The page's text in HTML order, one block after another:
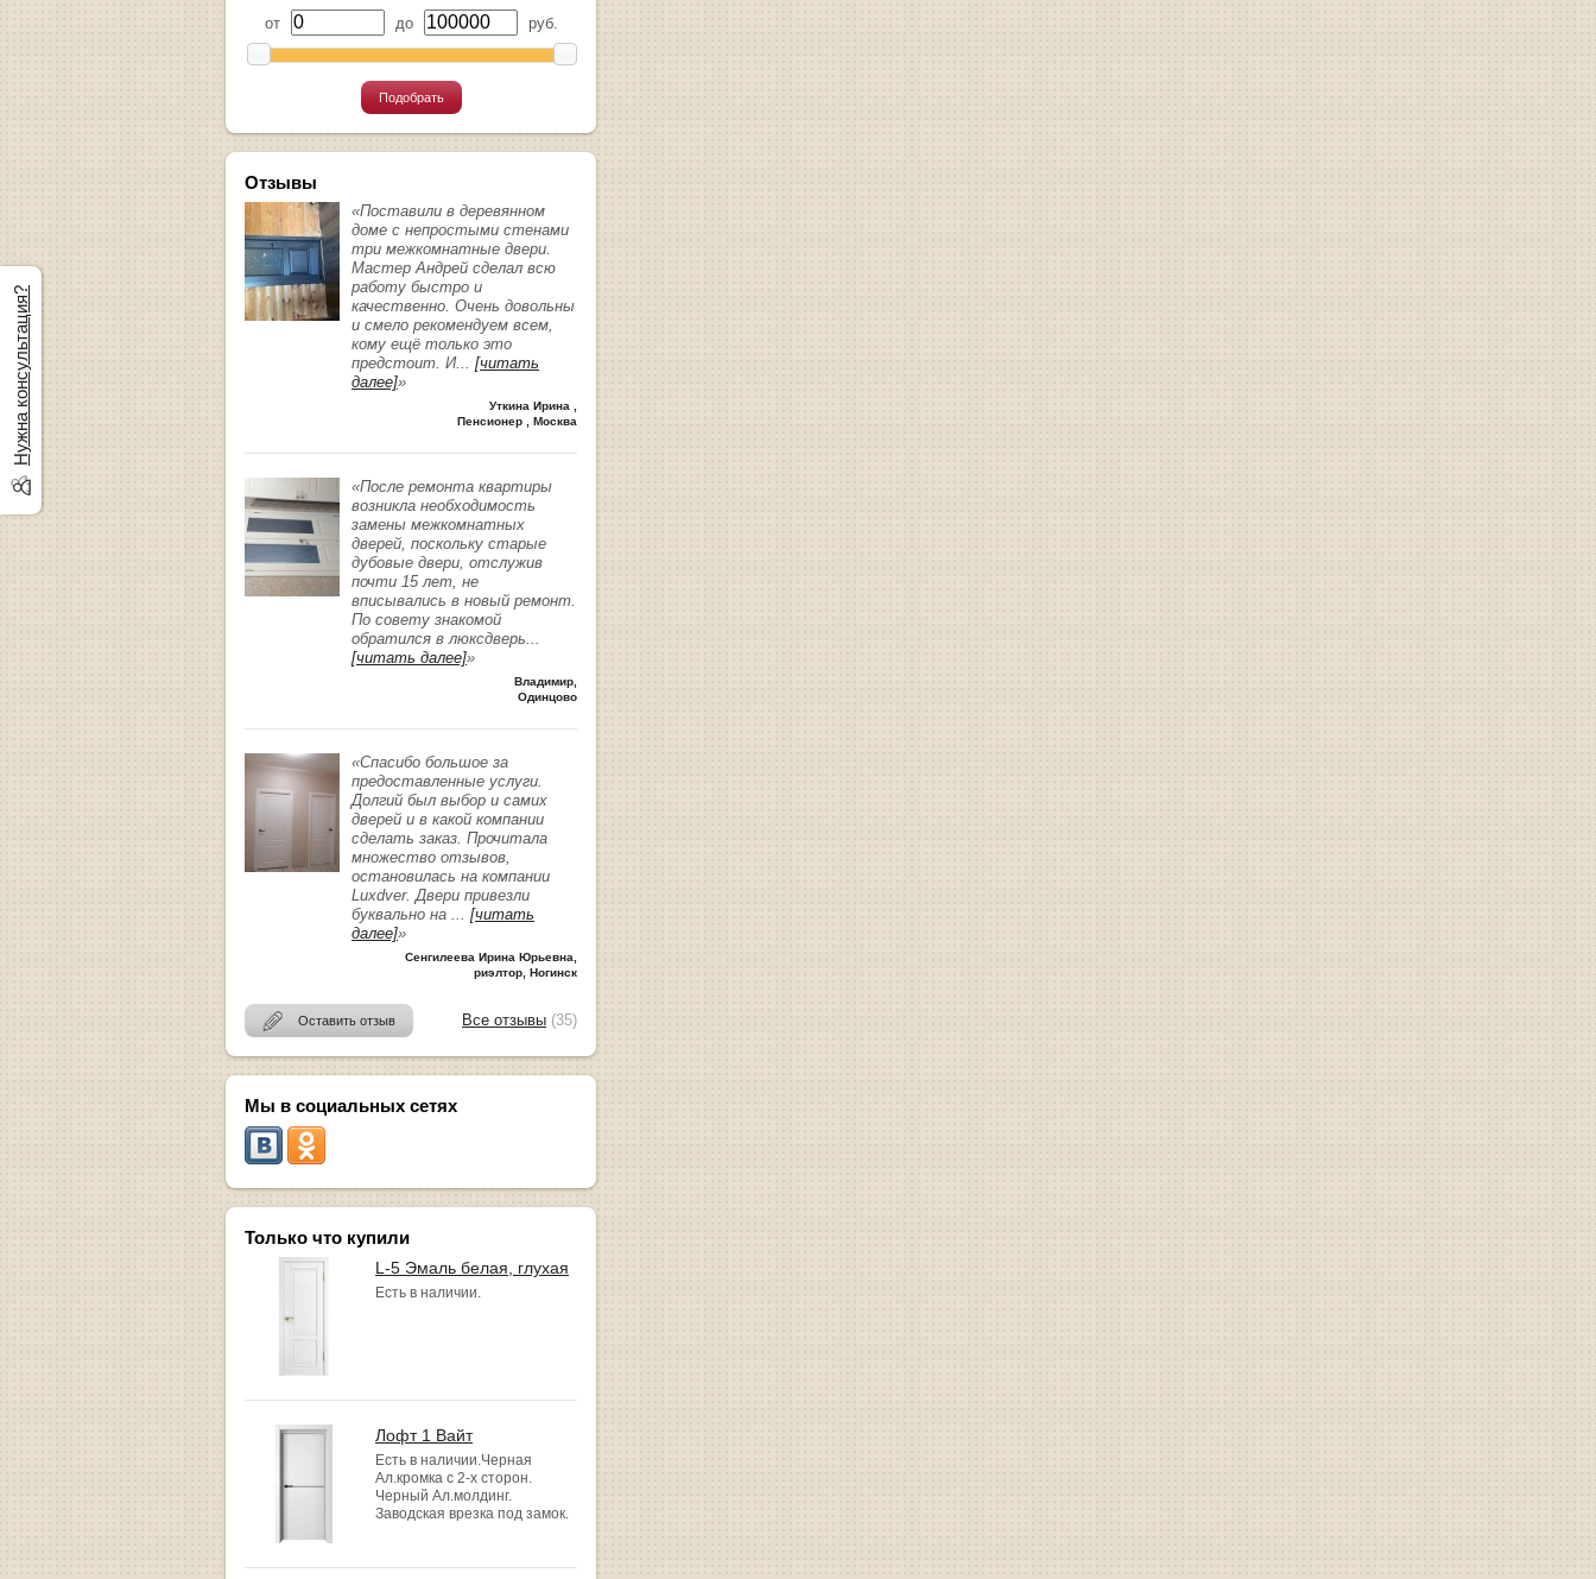
от до руб.
Подобрать
Отзывы
«Поставили в деревянном
доме с непростыми стенами
три межкомнатные двери.
Мастер Андрей сделал всю
работу быстро и
качественно. Очень довольны
и смело рекомендуем всем,
кому ещё только это
предстоит. И... [читать
далее]»
Уткина Ирина ,
Пенсионер , Москва
«После ремонта квартиры
возникла необходимость
замены межкомнатных
дверей, поскольку старые
дубовые двери, отслужив
почти 15 лет, не
вписывались в новый ремонт.
По совету знакомой
обратился в люксдверь...
[читать далее]»
Владимир,
Одинцово
«Спасибо большое за
предоставленные услуги.
Долгий был выбор и самих
дверей и в какой компании
сделать заказ. Прочитала
множество отзывов,
остановилась на компании
Luxdver. Двери привезли
буквально на ... [читать
далее]»
Сенгилеева Ирина Юрьевна,
риэлтор, Ногинск
Оставить отзыв Все отзывы (35)
Мы в социальных сетях
Только что купили
L-5 Эмаль белая, глухая
Есть в наличии.
Лофт 1 Вайт
Есть в наличии.Черная
Ал.кромка с 2-х сторон.
Черный Ал.молдинг.
Заводская врезка под замок.
Нужна консультация?